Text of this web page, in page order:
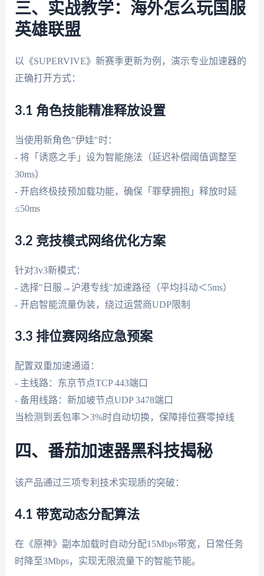
三、实战教学：海外怎么玩国服
英雄联盟
以《SUPERVIVE》新赛季更新为例，演示专业加速器的
正确打开方式：
3.1 角色技能精准释放设置
当使用新角色"伊娃"时：
- 将「诱惑之手」设为智能施法（延迟补偿阈值调整至
30ms）
- 开启终极技预加载功能，确保「罪孽拥抱」释放时延
≤50ms
3.2 竞技模式网络优化方案
针对3v3新模式：
- 选择"日服→沪港专线"加速路径（平均抖动＜5ms）
- 开启智能流量伪装，绕过运营商UDP限制
3.3 排位赛网络应急预案
配置双重加速通道：
- 主线路：东京节点TCP 443端口
- 备用线路：新加坡节点UDP 3478端口
当检测到丢包率＞3%时自动切换，保障排位赛零掉线
四、番茄加速器黑科技揭秘
该产品通过三项专利技术实现质的突破：
4.1 带宽动态分配算法
在《原神》副本加载时自动分配15Mbps带宽，日常任务
时降至3Mbps，实现无限流量下的智能节能。